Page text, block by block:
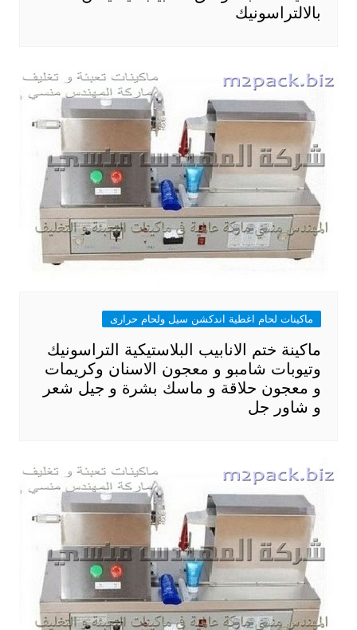
بالالتراسونيك
ماكينات لحام اغطية اندكشن سيل ولحام حرارى
ماكينة ختم الانابيب البلاستيكية التراسونيك
وتيوبات شامبو و معجون الاسنان وكريمات
و معجون حلاقة و ماسك بشرة و جيل شعر
و شاور جل